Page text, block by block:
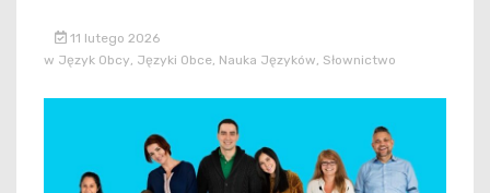
11 lutego 2026
w Język Obcy Języki Obce Nauka Języków Słownictwo